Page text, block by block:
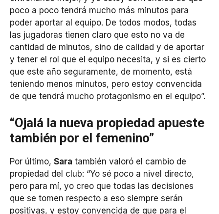
poco a poco tendrá mucho más minutos para
poder aportar al equipo. De todos modos, todas
las jugadoras tienen claro que esto no va de
cantidad de minutos, sino de calidad y de aportar
y tener el rol que el equipo necesita, y si es cierto
que este año seguramente, de momento, está
teniendo menos minutos, pero estoy convencida
de que tendrá mucho protagonismo en el equipo”.
“Ojalá la nueva propiedad apueste
también por el femenino”
Por último, Sara también valoró el cambio de
propiedad del club: “Yo sé poco a nivel directo,
pero para mí, yo creo que todas las decisiones
que se tomen respecto a eso siempre serán
positivas, y estoy convencida de que para el